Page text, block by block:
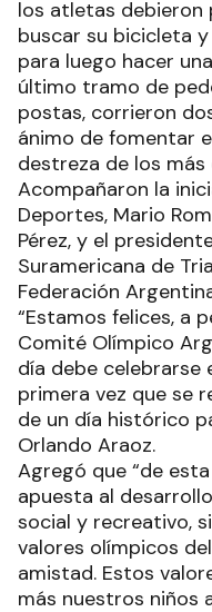
los atletas debieron
buscar su bicicleta
para luego hacer
último tramo de
postas, corrieron
ánimo de fomentar
destreza de los
Acompañaron la
Deportes, Mario
Pérez, y el
Suramericana de
Federación
“Estamos felices, a
Comité Olímpico
día debe celebrarse
primera vez que se
de un día histórico
Orlando Araoz.
Agregó que “de
apuesta al
social y recreativo,
valores olímpicos
amistad. Estos
más nuestros niños